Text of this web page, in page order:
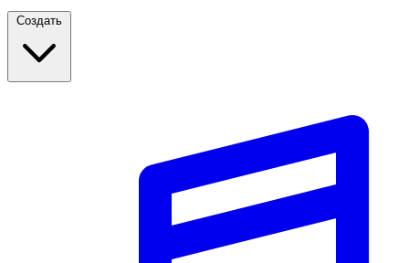
Создать